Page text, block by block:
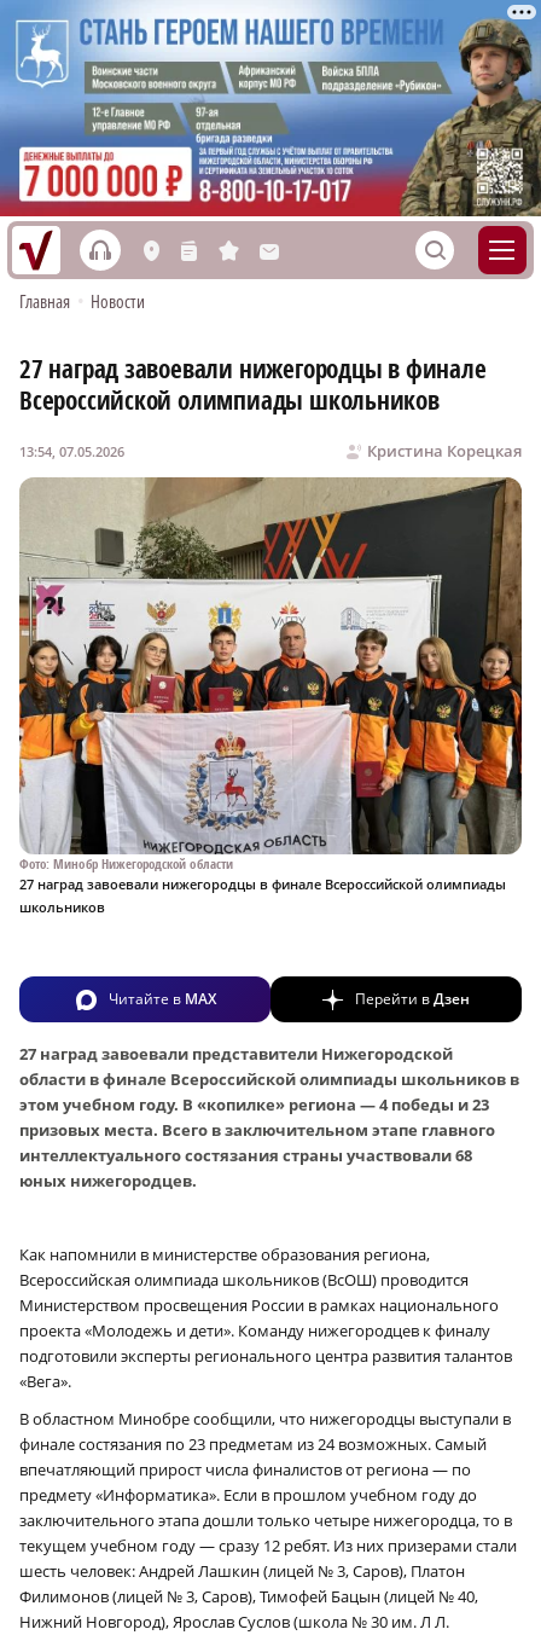
h L n s M S
Главная • Новости
27 наград завоевали нижегородцы в финале
Всероссийской олимпиады школьников
Кристина Корецкая
13:54, 07.05.2026
Фото: Минобр Нижегородской области
27 наград завоевали нижегородцы в финале Всероссийской олимпиады
школьников
Читайте в MAX Перейти вДзен
27 наград завоевали представители Нижегородской
области в финале Всероссийской олимпиады школьников в
этом учебном году. В «копилке» региона — 4 победы и 23
призовых места. Всего в заключительном этапе главного
интеллектуального состязания страны участвовали 68
юных нижегородцев.
Как напомнили в министерстве образования региона,
Всероссийская олимпиада школьников (ВсОШ) проводится
Министерством просвещения России в рамках национального
проекта «Молодежь и дети». Команду нижегородцев к финалу
подготовили эксперты регионального центра развития талантов
«Вега».
В областном Минобре сообщили, что нижегородцы выступали в
финале состязания по 23 предметам из 24 возможных. Самый
впечатляющий прирост числа финалистов от региона — по
предмету «Информатика». Если в прошлом учебном году до
заключительного этапа дошли только четыре нижегородца, то в
текущем учебном году — сразу 12 ребят. Из них призерами стали
шесть человек: Андрей Лашкин (лицей № 3, Саров), Платон
Филимонов (лицей № 3, Саров), Тимофей Бацын (лицей № 40,
Нижний Новгород), Ярослав Суслов (школа № 30 им. Л Л.